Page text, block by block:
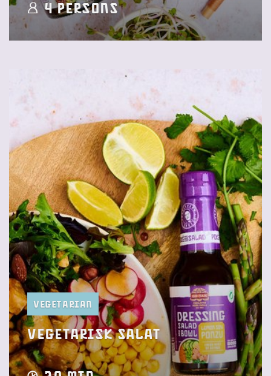
4 Persons
Vegetarian
Vegetarisk salat